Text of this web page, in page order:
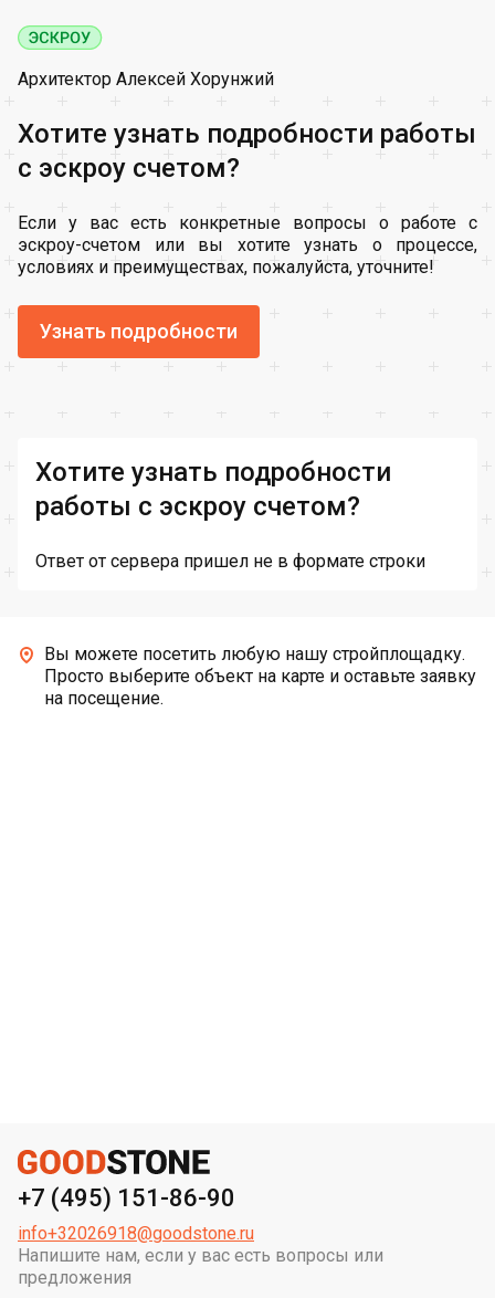
Архитектор Алексей Хорунжий
Хотите узнать подробности работы
с эскроу счетом?
Если у вас есть конкретные вопросы о работе с
эскроу-счетом или вы хотите узнать о процессе,
условиях и преимуществах, пожалуйста, уточните!
Узнать подробности
Хотите узнать подробности
работы с эскроу счетом?
Ответ от сервера пришел не в формате строки
Вы можете посетить любую нашу стройплощадку.
Просто выберите объект на карте и оставьте заявку
на посещение.
+7 (495) 151-86-90
Напишите нам, если у вас есть вопросы или
предложения
info+32026918@goodstone.ru